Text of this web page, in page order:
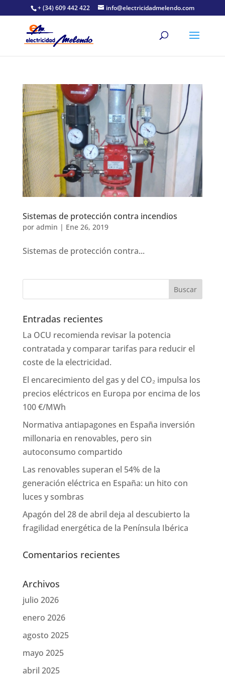
+ (34) 609 442 422 info@electricidadmelendo.com
Sistemas de protección contra incendios
por admin | Ene 26, 2019
Sistemas de protección contra...
Entradas recientes
La OCU recomienda revisar la potencia
contratada y comparar tarifas para reducir el
coste de la electricidad.
El encarecimiento del gas y del CO₂ impulsa los
precios eléctricos en Europa por encima de los
100 €/MWh
Normativa antiapagones en España inversión
millonaria en renovables, pero sin
autoconsumo compartido
Las renovables superan el 54% de la
generación eléctrica en España: un hito con
luces y sombras
Apagón del 28 de abril deja al descubierto la
fragilidad energética de la Península Ibérica
Comentarios recientes
Archivos
julio 2026
enero 2026
agosto 2025
mayo 2025
abril 2025